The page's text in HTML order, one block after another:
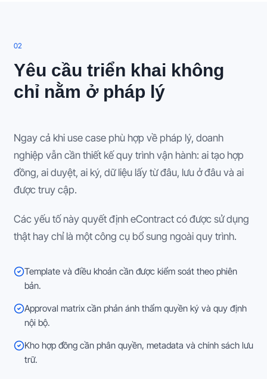
02
Yêu cầu triển khai không
chỉ nằm ở pháp lý
Ngay cả khi use case phù hợp về pháp lý, doanh
nghiệp vẫn cần thiết kế quy trình vận hành: ai tạo hợp
đồng, ai duyệt, ai ký, dữ liệu lấy từ đâu, lưu ở đâu và ai
được truy cập.
Các yếu tố này quyết định eContract có được sử dụng
thật hay chỉ là một công cụ bổ sung ngoài quy trình.
Template và điều khoản cần được kiểm soát theo phiên
bản.
Approval matrix cần phản ánh thẩm quyền ký và quy định
nội bộ.
Kho hợp đồng cần phân quyền, metadata và chính sách lưu
trữ.